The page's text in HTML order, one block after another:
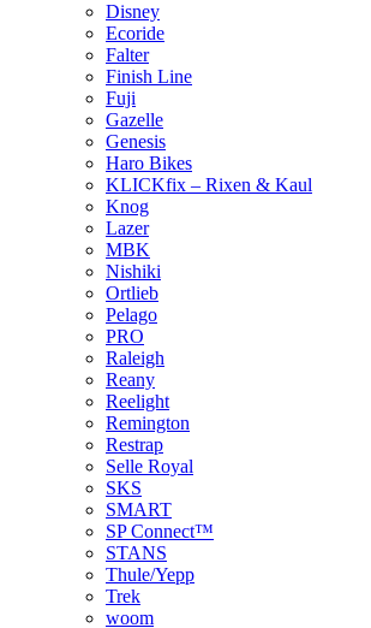
Disney
Ecoride
Falter
Finish Line
Fuji
Gazelle
Genesis
Haro Bikes
KLICKfix – Rixen & Kaul
Knog
Lazer
MBK
Nishiki
Ortlieb
Pelago
PRO
Raleigh
Reany
Reelight
Remington
Restrap
Selle Royal
SKS
SMART
SP Connect™
STANS
Thule/Yepp
Trek
woom